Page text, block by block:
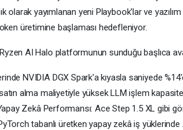
olarak yayımlanan yeni Playbook'lar ve
üretimine başlaması hedefleniyor.
AI Halo platformunun sunduğu başlıca
NVIDIA DGX Spark'a kıyasla saniyede
alma maliyetiyle yüksek LLM işlem
Zekâ Performansı: Ace Step 1.5 XL gibi
tabanlı üretken yapay zekâ iş